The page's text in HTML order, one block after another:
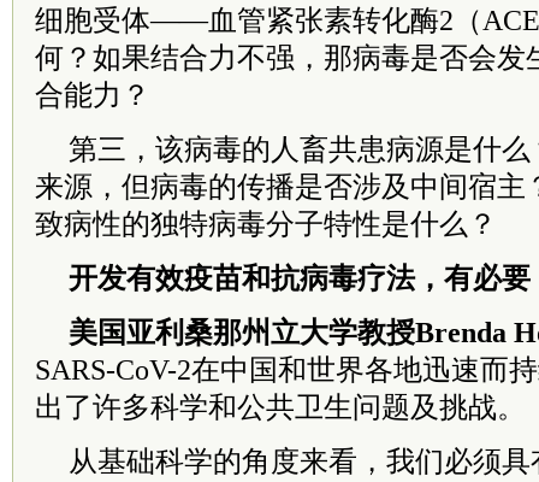
细胞受体——血管紧张素转化酶2（
何？如果结合力不强，那病毒是否会发
合能力？
第三，该病毒的人畜共患病源是什
来源，但病毒的传播是否涉及中间宿主
致病性的独特病毒分子特性是什么？
开发有效疫苗和抗病毒疗法，有必要
美国亚利桑那州立大学教授Brenda
SARS-CoV-2在中国和世界各地迅速而
出了许多科学和公共卫生问题及挑战。
从基础科学的角度来看，我们必须